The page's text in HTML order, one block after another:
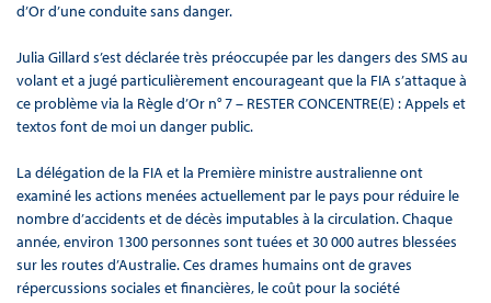
d’Or d’une conduite sans danger.
Julia Gillard s’est déclarée très préoccupée par les dangers des SMS au
volant et a jugé particulièrement encourageant que la FIA s’attaque à
ce problème via la Règle d’Or n° 7 – RESTER CONCENTRE(E) : Appels et
textos font de moi un danger public.
La délégation de la FIA et la Première ministre australienne ont
examiné les actions menées actuellement par le pays pour réduire le
nombre d’accidents et de décès imputables à la circulation. Chaque
année, environ 1300 personnes sont tuées et 30 000 autres blessées
sur les routes d’Australie. Ces drames humains ont de graves
répercussions sociales et financières, le coût pour la société